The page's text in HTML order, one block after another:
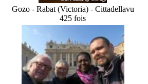
Gozo - Rabat (Victoria) - Cittadellavu
425 fois